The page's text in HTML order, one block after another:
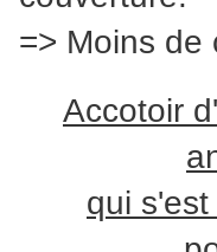
=> Moins de
Accotoir
qui